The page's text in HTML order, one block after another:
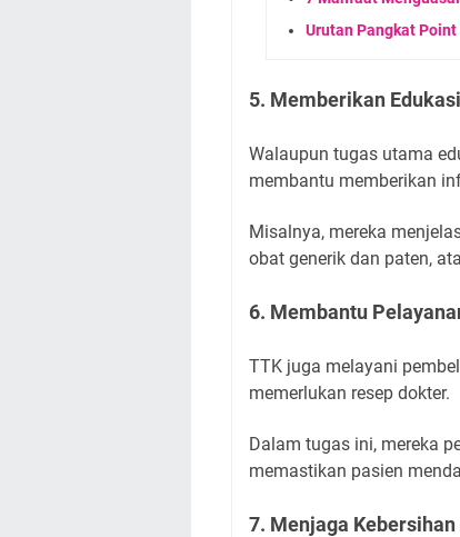
Urutan Pangkat
5. Memberikan
Walaupun tugas utama
membantu memberikan
Misalnya, mereka
obat generik dan paten,
6. Membantu
TTK juga melayani
memerlukan resep dokter.
Dalam tugas ini, mereka
memastikan pasien
7. Menjaga